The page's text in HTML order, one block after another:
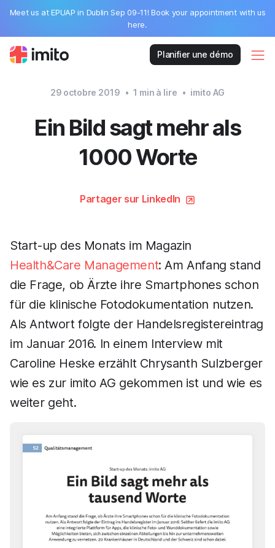
Meet us at EPUAP in Dublin Sep 09-11! Book your appointment with us
here.
Planifier une démo
29 octobre 2019 • 1 min à lire • imito AG
Ein Bild sagt mehr als
1000 Worte
Partager sur LinkedIn
Start-up des Monats im Magazin
Health&Care Management: Am Anfang stand
die Frage, ob Ärzte ihre Smartphones schon
für die klinische Fotodokumentation nutzen.
Als Antwort folgte der Handelsregistereintrag
im Januar 2016. In einem Interview mit
Caroline Heske erzählt Chrysanth Sulzberger
wie es zur imito AG gekommen ist und wie es
weiter geht.